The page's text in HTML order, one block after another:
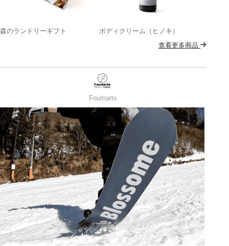
森のランドリーギフト
ボディクリーム（ヒノキ）
查看更多商品
Foumarts